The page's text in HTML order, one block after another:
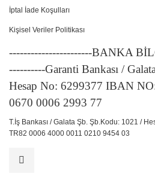
İptal İade Koşulları
Kişisel Veriler Politikası
-----------------------BANKA
----------Garanti Bankası /
Hesap No: 6299377 IBAN
0670 0006 2993 77
T.İş Bankası / Galata Şb. Şb.Kodu: 1021 /
TR82 0006 4000 0011 0210 9454 03